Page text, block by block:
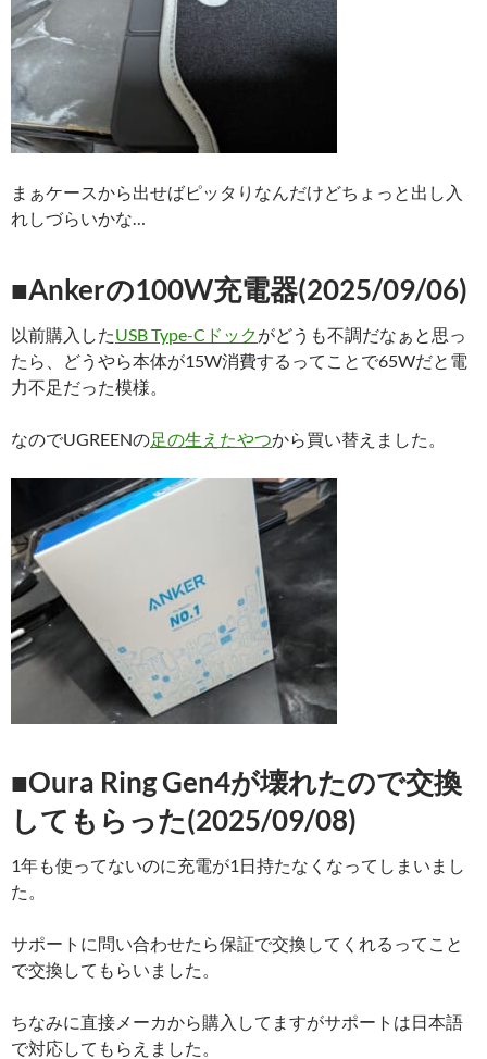
まぁケースから出せばピッタりなんだけどちょっと出し入
れしづらいかな…
■Ankerの100W充電器(2025/09/06)
以前購入したUSB Type-Cドックがどうも不調だなぁと思っ
たら、どうやら本体が15W消費するってことで65Wだと電
力不足だった模様。
なのでUGREENの足の生えたやつから買い替えました。
■Oura Ring Gen4が壊れたので交換
してもらった(2025/09/08)
1年も使ってないのに充電が1日持たなくなってしまいまし
た。
サポートに問い合わせたら保証で交換してくれるってこと
で交換してもらいました。
ちなみに直接メーカから購入してますがサポートは日本語
で対応してもらえました。